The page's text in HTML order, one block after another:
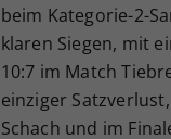
beim Kategorie-2-
klaren Siegen, mit
10:7 im Match
einziger
Schach und im